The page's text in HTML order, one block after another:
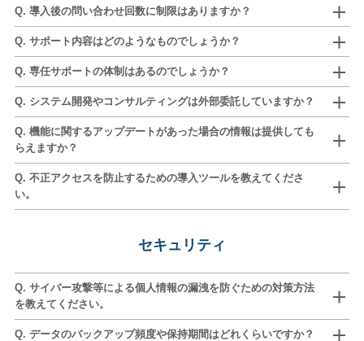
Q. 導入後の問い合わせ回数に制限はありますか？
Q. サポート内容はどのようなものでしょうか？
Q. 専任サポートの体制はあるのでしょうか？
Q. システム開発やコンサルティングは外部委託していますか？
Q. 機能に関するアップデートがあった場合の情報は提供しても
らえますか？
Q. 不正アクセスを防止するための導入ツールを教えてくださ
い。
セキュリティ
Q. サイバー攻撃等による個人情報の漏洩を防ぐための対策方法
を教えてください。
Q. データのバックアップ頻度や保持期間はどれくらいですか？